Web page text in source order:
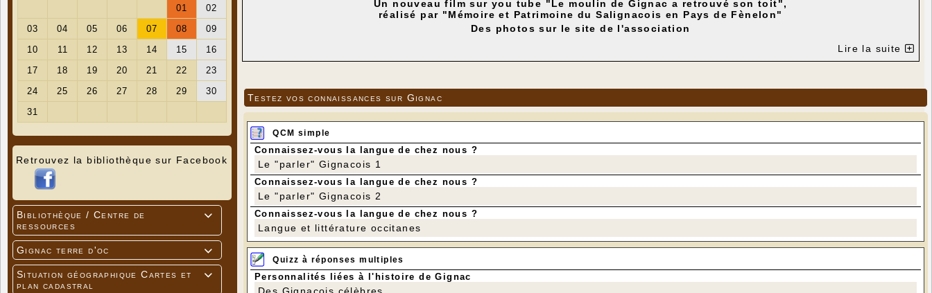
Retrouvez la bibliothèque sur Facebook

Bibliothèque / Centre de
ressources

Gignac terre d'oc

Situation géographique Cartes et
plan cadastral
Un nouveau film sur you tube "Le moulin de Gignac a retrouvé son toit",
réalisé par "Mémoire et Patrimoine du Salignacois en Pays de Fènelon"
Des photos sur le site de l'association
Lire la suite
Testez vos connaissances sur Gignac
QCM simple
Connaissez-vous la langue de chez nous ?
Le "parler" Gignacois 1
Connaissez-vous la langue de chez nous ?
Le "parler" Gignacois 2
Connaissez-vous la langue de chez nous ?
Langue et littérature occitanes
Quizz à réponses multiples
Personnalités liées à l'histoire de Gignac
Des Gignacois célèbres